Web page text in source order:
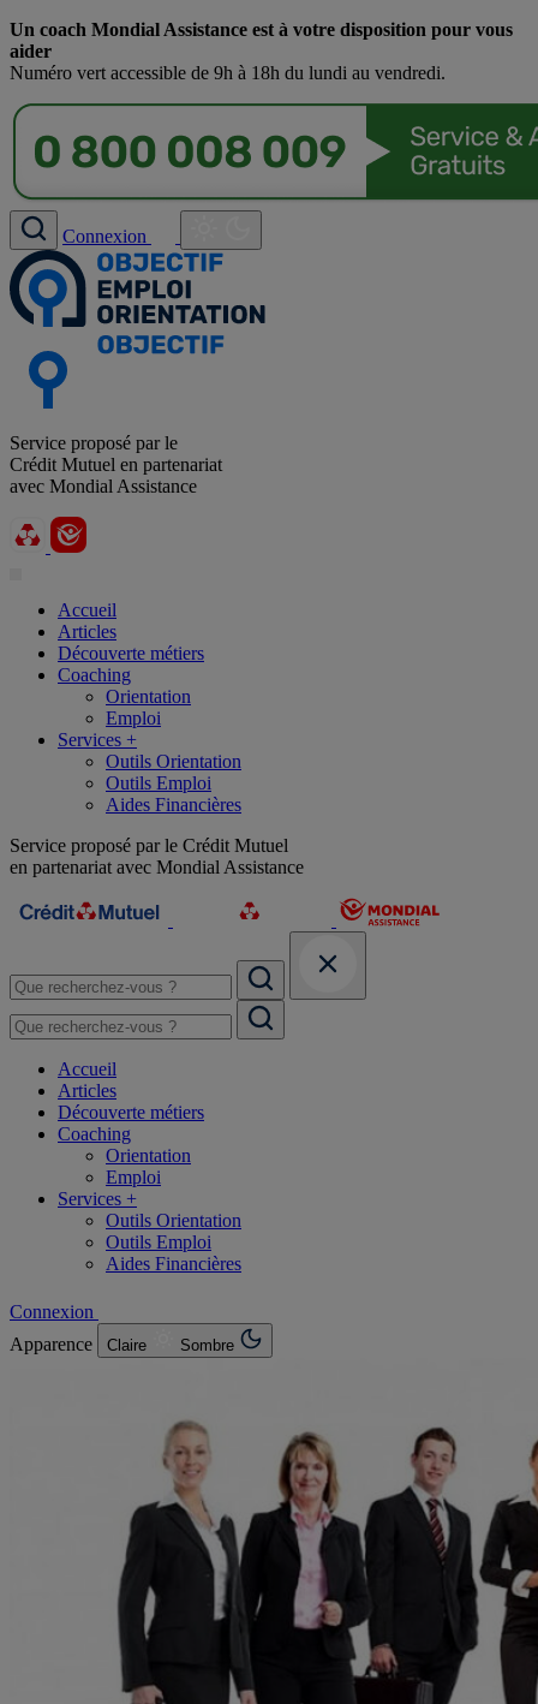
Un coach Mondial Assistance est à votre disposition pour vous
aider
Numéro vert accessible de 9h à 18h du lundi au vendredi.
Connexion
Service proposé par le
Crédit Mutuel en partenariat
avec Mondial Assistance
Accueil
Articles
Découverte métiers
Coaching
Orientation
Emploi
Services +
Outils Orientation
Outils Emploi
Aides Financières
Service proposé par le Crédit Mutuel
en partenariat avec Mondial Assistance
Accueil
Articles
Découverte métiers
Coaching
Orientation
Emploi
Services +
Outils Orientation
Outils Emploi
Aides Financières
Connexion
Apparence
Claire Sombre